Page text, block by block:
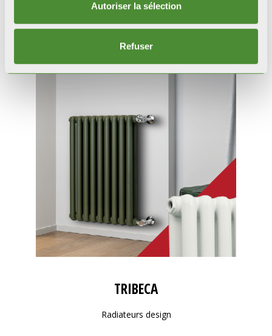
Autoriser la sélection
Refuser
Produits
connexes
TRIBECA
Radiateurs design